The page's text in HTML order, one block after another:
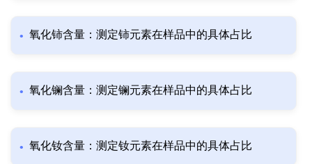
氧化铈含量：测定铈元素在样品中的具体占比
氧化镧含量：测定镧元素在样品中的具体占比
氧化钕含量：测定钕元素在样品中的具体占比